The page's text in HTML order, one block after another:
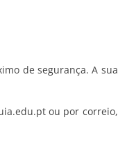
de segurança. A sua
ou por correio,